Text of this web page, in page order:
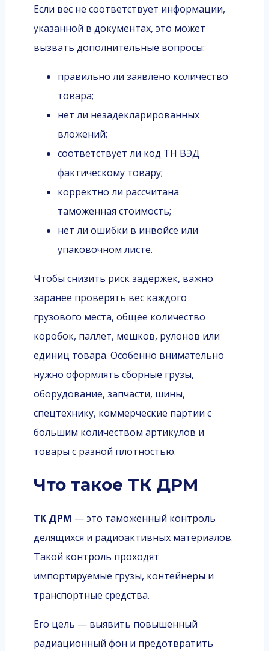
Если вес не соответствует информации,
указанной в документах, это может
вызвать дополнительные вопросы:
правильно ли заявлено количество
товара;
нет ли незадекларированных
вложений;
соответствует ли код ТН ВЭД
фактическому товару;
корректно ли рассчитана
таможенная стоимость;
нет ли ошибки в инвойсе или
упаковочном листе.
Чтобы снизить риск задержек, важно
заранее проверять вес каждого
грузового места, общее количество
коробок, паллет, мешков, рулонов или
единиц товара. Особенно внимательно
нужно оформлять сборные грузы,
оборудование, запчасти, шины,
спецтехнику, коммерческие партии с
большим количеством артикулов и
товары с разной плотностью.
Что такое ТК ДРМ
ТК ДРМ — это таможенный контроль
делящихся и радиоактивных материалов.
Такой контроль проходят
импортируемые грузы, контейнеры и
транспортные средства.
Его цель — выявить повышенный
радиационный фон и предотвратить